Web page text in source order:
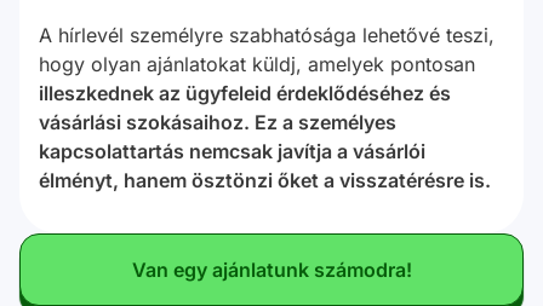
A hírlevél személyre szabhatósága lehetővé teszi,
hogy olyan ajánlatokat küldj, amelyek pontosan
illeszkednek az ügyfeleid érdeklődéséhez és
vásárlási szokásaihoz. Ez a személyes
kapcsolattartás nemcsak javítja a vásárlói
élményt, hanem ösztönzi őket a visszatérésre is.
Van egy ajánlatunk számodra!